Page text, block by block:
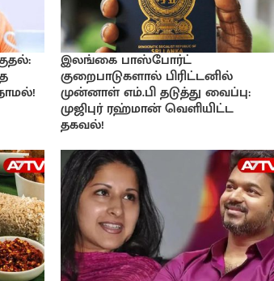
இலங்கை பாஸ்போர்ட்
குறைபாடுகளால் பிரிட்டனில்
முன்னாள் எம்.பி தடுத்து வைப்பு:
முஜிபுர் ரஹ்மான் வெளியிட்ட
தகவல்!